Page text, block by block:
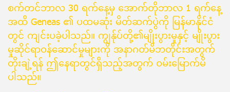
စက်တင်ဘာလ 30 ရက်နေ့မှ အောက်တိုဘာလ 1 ရက်နေ့
အထိ Geneas ၏ ပထမဆုံး မိတ်ဆက်ပွဲကို မြန်မာနိုင်ငံ
တွင် ကျင်းပခဲ့ပါသည်။ ကျွန်ုပ်တို့၏မျိုးပွားမှုနှင့် မျိုးပွား
မှုဆိုင်ရာဝန်ဆောင်မှုများကို အနာဂတ်မိဘတိုင်းအတွက်
တိုးချဲ့ရန် ဤနေရာတွင်ရှိသည့်အတွက် ဝမ်းမြောက်မိ
ပါသည်။